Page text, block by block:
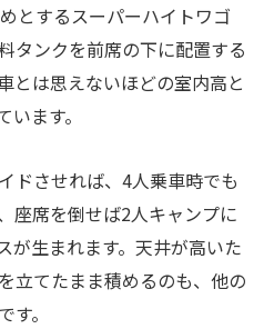
とするスーパーハイトワゴ
タンクを前席の下に配置する
とは思えないほどの室内高と
ます。
ドさせれば、4人乗車時でも
座席を倒せば2人キャンプに
が生まれます。天井が高いた
立てたまま積めるのも、他の
。